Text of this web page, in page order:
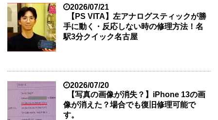
2026/07/21
【PS VITA】左アナログスティックが勝
手に動く・反応しない時の修理方法！名
駅3分クイック名古屋
2026/07/20
【写真の画像が消失？】iPhone 13の画
像が消えた？場合でも復旧修理可能で
す。